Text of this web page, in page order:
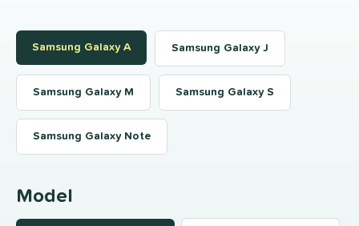
Samsung Galaxy A Samsung Galaxy J
Samsung Galaxy M Samsung Galaxy S
Samsung Galaxy Note
Model